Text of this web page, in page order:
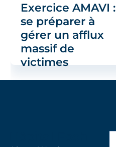
Exercice AMAVI :
se préparer à
gérer un afflux
massif de
victimes